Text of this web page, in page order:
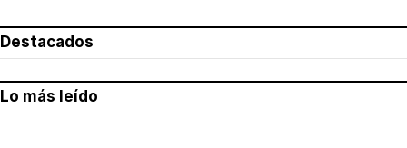
Destacados
Lo más leído